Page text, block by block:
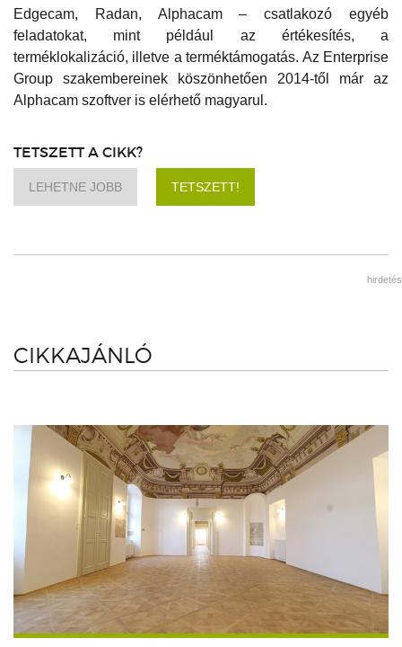
Edgecam, Radan, Alphacam – csatlakozó egyéb
feladatokat, mint például az értékesítés, a
terméklokalizáció, illetve a terméktámogatás. Az Enterprise
Group szakembereinek köszönhetően 2014-től már az
Alphacam szoftver is elérhető magyarul.
TETSZETT A CIKK?
LEHETNE JOBB TETSZETT!
hirdetés
CIKKAJÁNLÓ